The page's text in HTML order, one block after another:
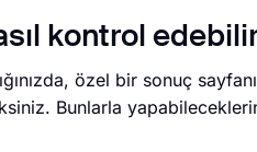
kontrol
özel bir sonuç
Bunlarla